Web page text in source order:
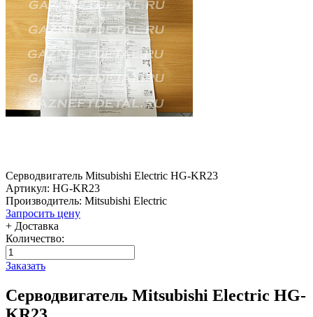
Серводвигатель Mitsubishi Electric HG-KR23
Артикул: HG-KR23
Производитель: Mitsubishi Electric
Запросить цену
+ Доставка
Количество:
Заказать
Серводвигатель Mitsubishi Electric HG-